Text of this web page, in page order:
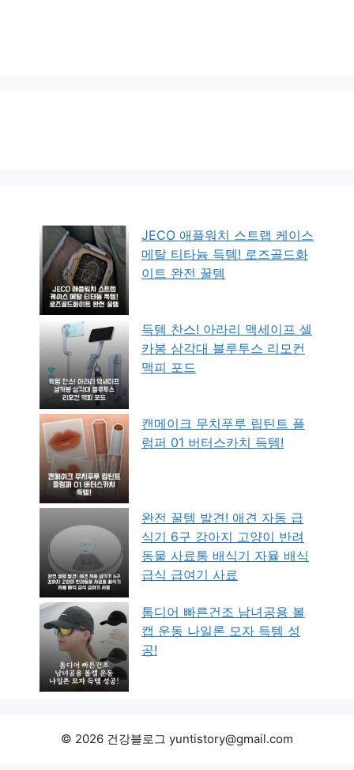
JECO 애플워치 스트랩 케이스
메탈 티타늄 득템! 로즈골드화
이트 완전 꿀템
득템 찬스! 아라리 맥세이프 셀
카봉 삼각대 블루투스 리모컨
맥피 포드
캔메이크 무치푸루 립틴트 플
럼퍼 01 버터스카치 득템!
완전 꿀템 발견! 애견 자동 급
식기 6구 강아지 고양이 반려
동물 사료통 배식기 자율 배식
급식 급여기 사료
톰디어 빠른건조 남녀공용 볼
캡 운동 나일론 모자 득템 성
공!
© 2026 건강블로그 yuntistory@gmail.com